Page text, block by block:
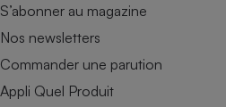
S’abonner au magazine
Nos newsletters
Commander une parution
Appli Quel Produit